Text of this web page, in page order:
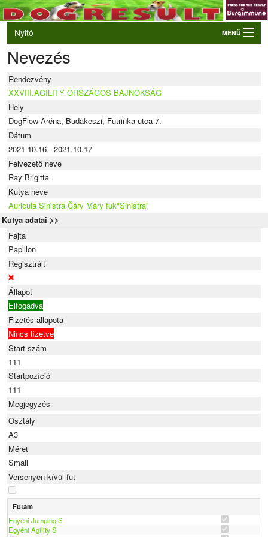
Nyitó MENÜ
Belépés
VB és EO válogatók
Élő eredmények
Rendezvények
Kutyák
Nevezés
Rendezvény
XXVIII.AGILITY ORSZÁGOS BAJNOKSÁG
Hely
DogFlow Aréna, Budakeszi, Futrinka utca 7.
Dátum
2021.10.16 - 2021.10.17
Felvezető neve
Ray Brigitta
Kutya neve
Auricula Sinistra Čáry Máry fuk"Sinistra"
Kutya adatai >>
Fajta
Papillon
Regisztrált
Állapot
Elfogadva
Fizetés állapota
Nincs fizetve
Start szám
111
Startpozíció
111
Megjegyzés
Osztály
A3
Méret
Small
Versenyen kívül fut
Futam
Egyéni Jumping S
Egyéni Agility S